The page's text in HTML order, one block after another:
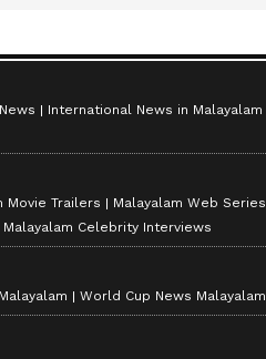
International News in Malayalam
Movie Trailers
Malayalam Web Series
Malayalam Celebrity Interviews
World Cup News Malayalam